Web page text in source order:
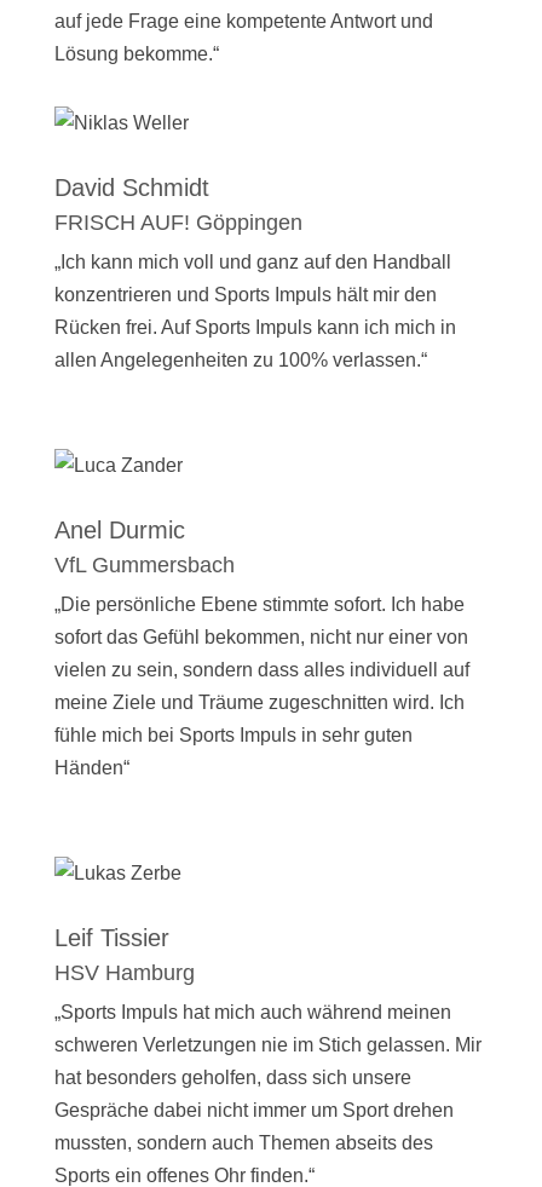
auf jede Frage eine kompetente Antwort und
Lösung bekomme.“
David Schmidt
FRISCH AUF! Göppingen
„Ich kann mich voll und ganz auf den Handball
konzentrieren und Sports Impuls hält mir den
Rücken frei. Auf Sports Impuls kann ich mich in
allen Angelegenheiten zu 100% verlassen.“
Anel Durmic
VfL Gummersbach
„Die persönliche Ebene stimmte sofort. Ich habe
sofort das Gefühl bekommen, nicht nur einer von
vielen zu sein, sondern dass alles individuell auf
meine Ziele und Träume zugeschnitten wird. Ich
fühle mich bei Sports Impuls in sehr guten
Händen“
Leif Tissier
HSV Hamburg
„Sports Impuls hat mich auch während meinen
schweren Verletzungen nie im Stich gelassen. Mir
hat besonders geholfen, dass sich unsere
Gespräche dabei nicht immer um Sport drehen
mussten, sondern auch Themen abseits des
Sports ein offenes Ohr finden.“